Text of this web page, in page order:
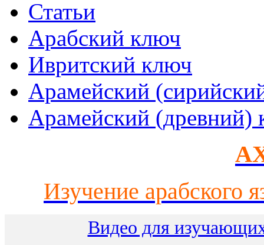
Статьи
Арабский ключ
Ивритский ключ
Арамейский
Арамейский (древний)
Изучение арабского
Видео для